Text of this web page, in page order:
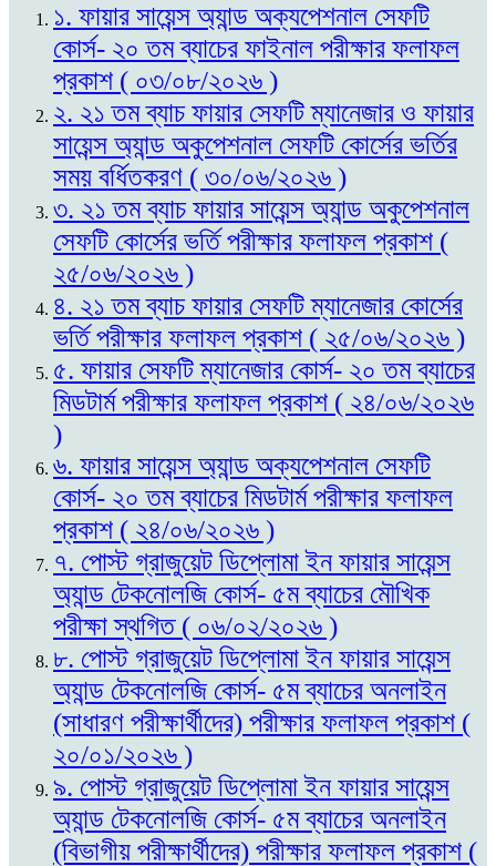
১. ফায়ার সায়েন্স অ্যান্ড অক্যপেশনাল সেফটি
কোর্স- ২০ তম ব্যাচের ফাইনাল পরীক্ষার ফলাফল
প্রকাশ ( ০৩/০৮/২০২৬ )
২. ২১ তম ব্যাচ ফায়ার সেফটি ম্যানেজার ও ফায়ার
সায়েন্স অ্যান্ড অকুপেশনাল সেফটি কোর্সের ভর্তির
সময় বর্ধিতকরণ ( ৩০/০৬/২০২৬ )
৩. ২১ তম ব্যাচ ফায়ার সায়েন্স অ্যান্ড অকুপেশনাল
সেফটি কোর্সের ভর্তি পরীক্ষার ফলাফল প্রকাশ (
২৫/০৬/২০২৬ )
৪. ২১ তম ব্যাচ ফায়ার সেফটি ম্যানেজার কোর্সের
ভর্তি পরীক্ষার ফলাফল প্রকাশ ( ২৫/০৬/২০২৬ )
৫. ফায়ার সেফটি ম্যানেজার কোর্স- ২০ তম ব্যাচের
মিডটার্ম পরীক্ষার ফলাফল প্রকাশ ( ২৪/০৬/২০২৬
)
৬. ফায়ার সায়েন্স অ্যান্ড অক্যপেশনাল সেফটি
কোর্স- ২০ তম ব্যাচের মিডটার্ম পরীক্ষার ফলাফল
প্রকাশ ( ২৪/০৬/২০২৬ )
৭. পোস্ট গ্রাজুয়েট ডিপ্লোমা ইন ফায়ার সায়েন্স
অ্যান্ড টেকনোলজি কোর্স- ৫ম ব্যাচের মৌখিক
পরীক্ষা স্থগিত ( ০৬/০২/২০২৬ )
৮. পোস্ট গ্রাজুয়েট ডিপ্লোমা ইন ফায়ার সায়েন্স
অ্যান্ড টেকনোলজি কোর্স- ৫ম ব্যাচের অনলাইন
(সাধারণ পরীক্ষার্থীদের) পরীক্ষার ফলাফল প্রকাশ (
২০/০১/২০২৬ )
৯. পোস্ট গ্রাজুয়েট ডিপ্লোমা ইন ফায়ার সায়েন্স
অ্যান্ড টেকনোলজি কোর্স- ৫ম ব্যাচের অনলাইন
(বিভাগীয় পরীক্ষার্থীদের) পরীক্ষার ফলাফল প্রকাশ (